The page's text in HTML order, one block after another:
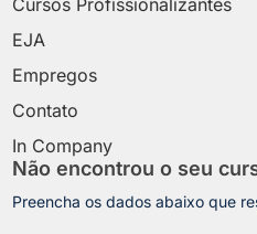
EJA
Empregos
Contato
In Company
Não encontrou o seu
Preencha os dados abaixo que